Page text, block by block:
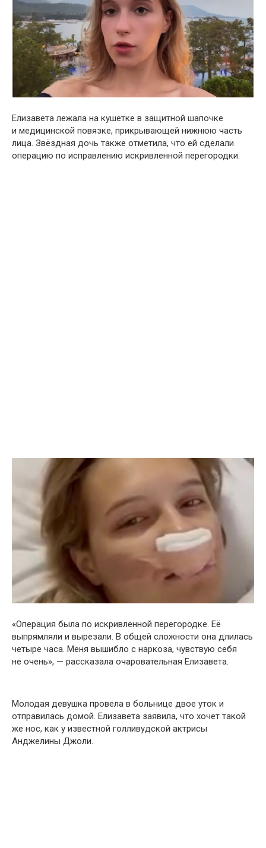
Елизавета лежала на кушетке в защитной шапочке
и медицинской повязке, прикрывающей нижнюю часть
лица. Звёздная дочь также отметила, что ей сделали
операцию по исправлению искривленной перегородки.
«Операция была по искривленной перегородке. Её
выпрямляли и вырезали. В общей сложности она длилась
четыре часа. Меня вышибло с наркоза, чувствую себя
не очень», — рассказала очаровательная Елизавета.
Молодая девушка провела в больнице двое уток и
отправилась домой. Елизавета заявила, что хочет такой
же нос, как у известной голливудской актрисы
Анджелины Джоли.